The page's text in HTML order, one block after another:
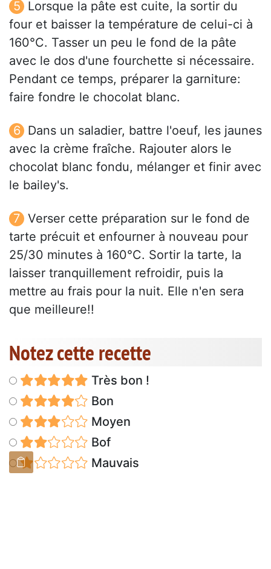
Lorsque la pâte est cuite, la sortir du
four et baisser la température de celui-ci à
160°C. Tasser un peu le fond de la pâte
avec le dos d'une fourchette si nécessaire.
Pendant ce temps, préparer la garniture:
faire fondre le chocolat blanc.
Dans un saladier, battre l'oeuf, les jaunes
avec la crème fraîche. Rajouter alors le
chocolat blanc fondu, mélanger et finir avec
le bailey's.
Verser cette préparation sur le fond de
tarte précuit et enfourner à nouveau pour
25/30 minutes à 160°C. Sortir la tarte, la
laisser tranquillement refroidir, puis la
mettre au frais pour la nuit. Elle n'en sera
que meilleure!!
Notez cette recette
Très bon !
Bon
Moyen
Bof
Mauvais